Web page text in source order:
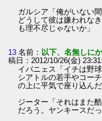
ガルシア「俺がいない
どうして彼は嫌われな
も理不尽じゃないか」
13 名前： 以下、名無しに
稿日：2012/10/26(金)
イバニェス「イチは野
シアトルの若手やコー
の上に平気で座り込んだ
ジーター「それはまた
だろう。ヤンキースだ